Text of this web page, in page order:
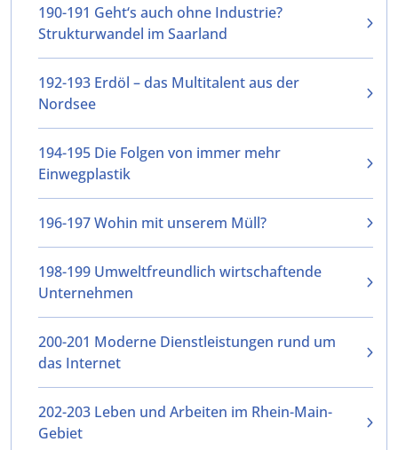
190-191 Geht‘s auch ohne Industrie?
Strukturwandel im Saarland
192-193 Erdöl – das Multitalent aus der
Nordsee
194-195 Die Folgen von immer mehr
Einwegplastik
196-197 Wohin mit unserem Müll?
198-199 Umweltfreundlich wirtschaftende
Unternehmen
200-201 Moderne Dienstleistungen rund um
das Internet
202-203 Leben und Arbeiten im Rhein-Main-
Gebiet